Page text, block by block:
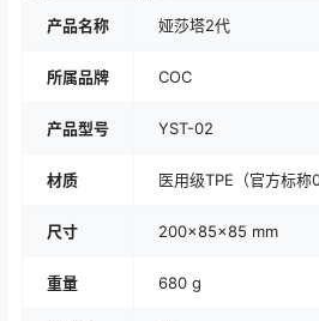
产品名称 娅莎塔2代
所属品牌 COC
产品型号 YST-02
材质 医用级TPE（官方标称
尺寸 200×85×85 mm
重量 680 g